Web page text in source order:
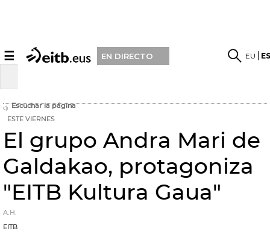
☰ EN DIRECTO EU
Escuchar la página
ESTE VIERNES
El grupo Andra Mari de
Galdakao, protagoniza
"EITB Kultura Gaua"
A.H.
EITB